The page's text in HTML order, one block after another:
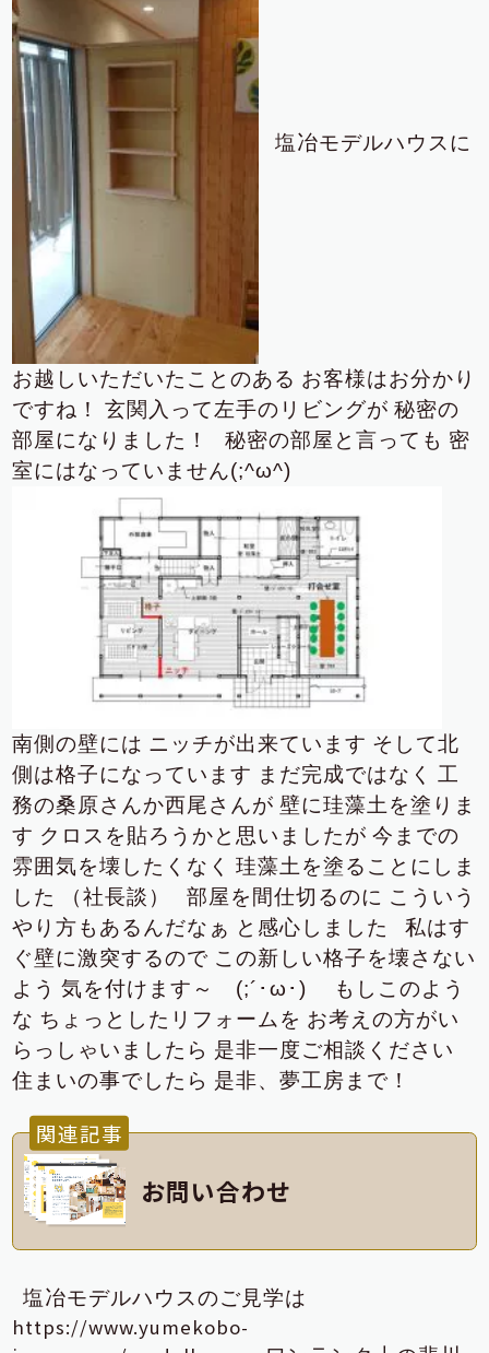
塩冶モデルハウスに
お越しいただいたことのある お客様はお分かり
ですね！
玄関入って左手の リビングが 秘密の
部屋になりました！
秘密の部屋と言っても 密
室にはなっていません(;^ω^)
南側の壁には ニッチが出来ています そして北
側は格子になっています まだ完成ではなく
工
務の桑原さんか西尾さんが 壁に珪藻土を塗りま
す クロスを貼ろうかと思いましたが 今までの
雰囲気を壊したくなく
珪藻土を塗ることにしま
した
（社長談） 部屋を間仕切るのに こういう
やり方もあるんだなぁ と感心しました
私はす
ぐ壁に激突するので この新しい格子を壊さない
よう 気を付けます～ (;´･ω･)
もしこのよう
な ちょっとしたリフォームを お考えの方がい
らっしゃいましたら 是非一度ご相談ください
住まいの事でしたら 是非、夢工房まで！
関連記事
お問い合わせ
塩冶モデルハウスのご見学は
https://www.yumekobo-